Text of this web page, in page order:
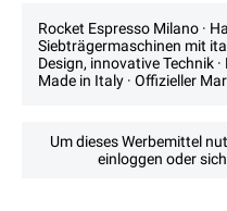
Rocket Espresso Milano ·
Siebträgermaschinen mit
Design, innovative Technik
Made in Italy · Offizieller
Um dieses Werbemittel
einloggen oder sich